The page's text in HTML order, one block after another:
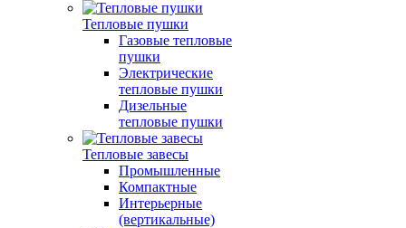
Тепловые пушки
Газовые тепловые
пушки
Электрические
тепловые пушки
Дизельные
тепловые пушки
Тепловые завесы
Промышленные
Компактные
Интерьерные
(вертикальные)